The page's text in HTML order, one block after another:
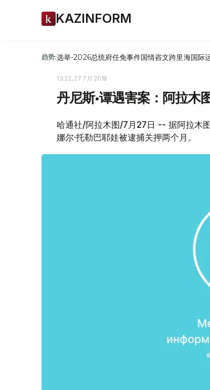
KAZINFORM
趋势:选举-2026总统府任免事件国情咨文跨里海国际
13:22, 27 7月 2018
丹尼斯•谭遇害案：阿拉木
哈通社/阿拉木图/7月27日 -- 据阿拉木
娜尔·托勒巴耶娃被逮捕关押两个月。